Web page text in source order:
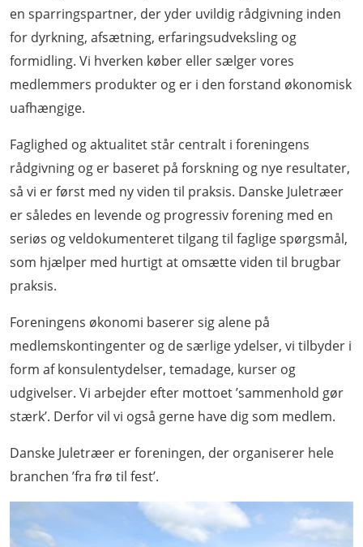
en sparringspartner, der yder uvildig rådgivning inden
for dyrkning, afsætning, erfaringsudveksling og
formidling. Vi hverken køber eller sælger vores
medlemmers produkter og er i den forstand økonomisk
uafhængige.
Faglighed og aktualitet står centralt i foreningens
rådgivning og er baseret på forskning og nye resultater,
så vi er først med ny viden til praksis. Danske Juletræer
er således en levende og progressiv forening med en
seriøs og veldokumenteret tilgang til faglige spørgsmål,
som hjælper med hurtigt at omsætte viden til brugbar
praksis.
Foreningens økonomi baserer sig alene på
medlemskontingenter og de særlige ydelser, vi tilbyder i
form af konsulentydelser, temadage, kurser og
udgivelser. Vi arbejder efter mottoet ’sammenhold gør
stærk’. Derfor vil vi også gerne have dig som medlem.
Danske Juletræer er foreningen, der organiserer hele
branchen ’fra frø til fest’.